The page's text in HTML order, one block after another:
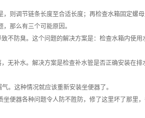
则调节链条长度至合适长度；再检查水箱固定螺
那么有三个可能原因。
不防臭。这个问题的解决方案是：检查水箱内使用
无补水。解决方案是检查补水管是否正确安装在
。这种情况就应该重新安装坐便器了。
便器各种问题令人防不胜防，修了这里坏了那里